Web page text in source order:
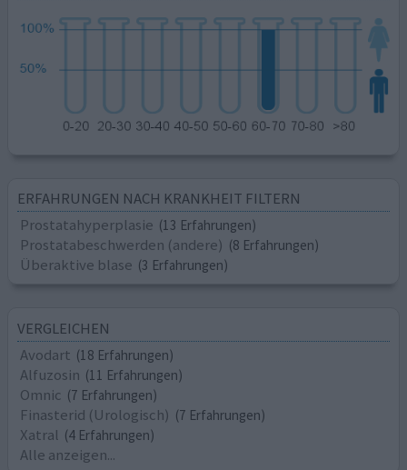
ERFAHRUNGEN NACH KRANKHEIT FILTERN
Prostatahyperplasie (13 Erfahrungen)
Prostatabeschwerden (andere) (8 Erfahrungen)
Überaktive blase (3 Erfahrungen)
VERGLEICHEN
Avodart (18 Erfahrungen)
Alfuzosin (11 Erfahrungen)
Omnic (7 Erfahrungen)
Finasterid (Urologisch) (7 Erfahrungen)
Xatral (4 Erfahrungen)
Alle anzeigen...